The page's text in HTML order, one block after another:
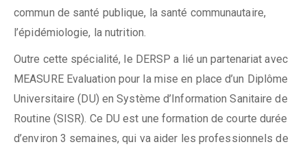
commun de santé publique, la santé communautaire,
l’épidémiologie, la nutrition.
Outre cette spécialité, le DERSP a lié un partenariat avec
MEASURE Evaluation pour la mise en place d’un Diplôme
Universitaire (DU) en Système d’Information Sanitaire de
Routine (SISR). Ce DU est une formation de courte durée
d’environ 3 semaines, qui va aider les professionnels de